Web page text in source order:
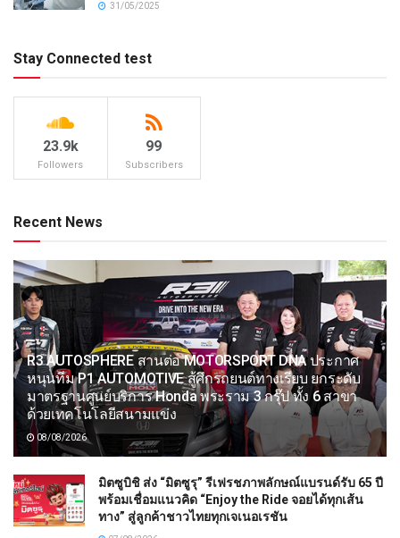
31/05/2025
Stay Connected test
23.9k
Followers
99
Subscribers
Recent News
R3 AUTOSPHERE สานต่อ MOTORSPORT DNA ประกาศ
หนุนทีม P1 AUTOMOTIVE สู้ศึกรถยนต์ทางเรียบ ยกระดับ
มาตรฐานศูนย์บริการ Honda พระราม 3 กรุ๊ป ทั้ง 6 สาขา
ด้วยเทคโนโลยีสนามแข่ง
08/08/2026
มิตซูบิชิ ส่ง “มิตซูรุ” รีเฟรชภาพลักษณ์แบรนด์รับ 65 ปี
พร้อมเชื่อมแนวคิด “Enjoy the Ride จอยได้ทุกเส้น
ทาง” สู่ลูกค้าชาวไทยทุกเจเนอเรชัน